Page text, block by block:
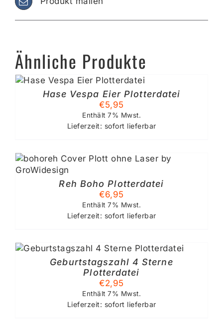
Ähnliche Produkte
Hase Vespa Eier Plotterdatei
€5,95
Enthält 7% Mwst.
Lieferzeit: sofort lieferbar
Reh Boho Plotterdatei
€6,95
Enthält 7% Mwst.
Lieferzeit: sofort lieferbar
Geburtstagszahl 4 Sterne
Plotterdatei
€2,95
Enthält 7% Mwst.
Lieferzeit: sofort lieferbar